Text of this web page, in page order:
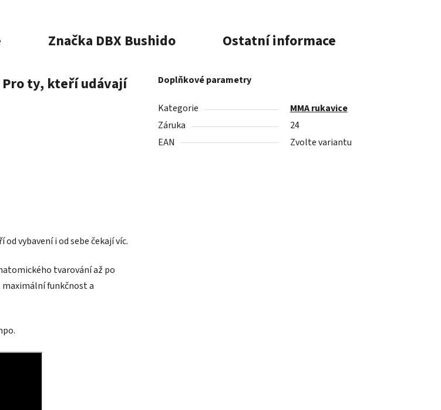
Značka DBX Bushido Ostatní informace
Pro ty, kteří udávají
vybavení i od sebe čekají víc.
tvarování až po
funkčnost a
Doplňkové parametry
Kategorie
MMA rukavice
Záruka
24
EAN
Zvolte variantu